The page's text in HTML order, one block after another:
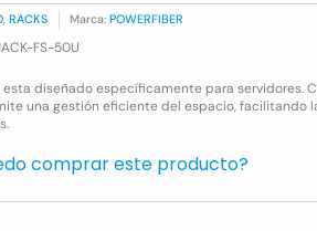
, RACKS Marca: POWERFIBER
FS-50U
esta diseñado específicamente para servidores.
una gestión eficiente del espacio, facilitando
comprar este producto?